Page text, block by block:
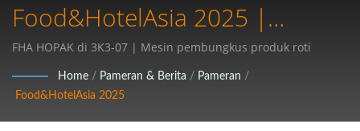
Food&HotelAsia 2025 |
Maksimalkan Efisiensi:
Temukan Solusi Kemasan
Berkecepatan Tinggi Terbaik
FHA HOPAK di 3K3-07 | Mesin pembungkus produk roti
Home / Pameran & Berita / Pameran /
Food&HotelAsia 2025